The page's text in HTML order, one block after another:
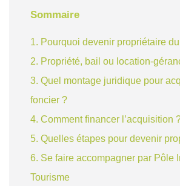
Sommaire
1. Pourquoi devenir propriétaire
2. Propriété, bail ou location-
3. Quel montage juridique pour
foncier ?
4. Comment financer l’acquisition
5. Quelles étapes pour devenir
6. Se faire accompagner par Pôle
Tourisme